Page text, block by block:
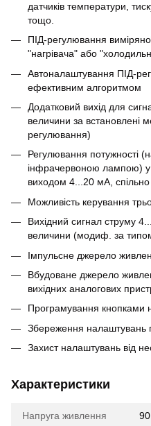
датчиків температури,
тощо.
ПІД-регулювання
"нагрівача" або
Автоналаштування ПІД-
ефективним алгоритмом
Додатковий вихід для
величини за встановлені
регулювання)
Регулювання потужності
інфрачервоною лампою) у
виходом 4...20 мА,
Можливість керування
Вихідний сигнал струму
величини (модиф. за
Імпульсне джерело
Вбудоване джерело
вихідних аналогових
Програмування кнопками
Збереження налаштувань
Захист налаштувань від
Характеристики
Напруга живлення